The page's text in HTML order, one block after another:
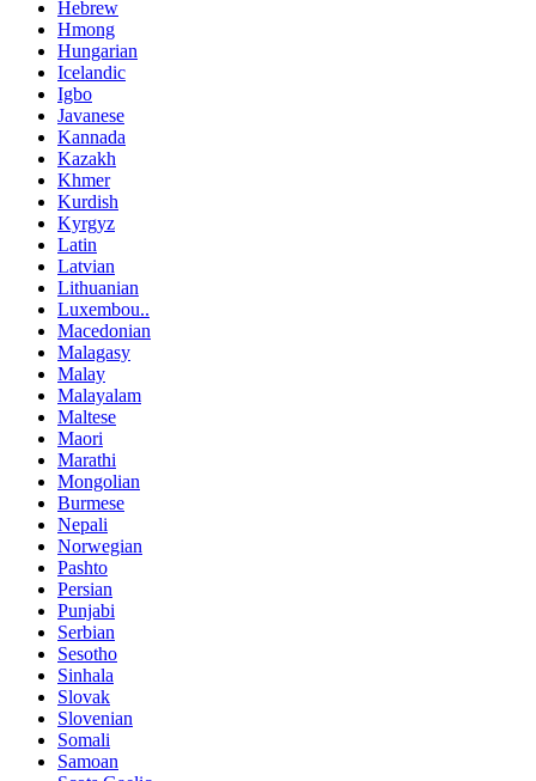
Hebrew
Hmong
Hungarian
Icelandic
Igbo
Javanese
Kannada
Kazakh
Khmer
Kurdish
Kyrgyz
Latin
Latvian
Lithuanian
Luxembou..
Macedonian
Malagasy
Malay
Malayalam
Maltese
Maori
Marathi
Mongolian
Burmese
Nepali
Norwegian
Pashto
Persian
Punjabi
Serbian
Sesotho
Sinhala
Slovak
Slovenian
Somali
Samoan